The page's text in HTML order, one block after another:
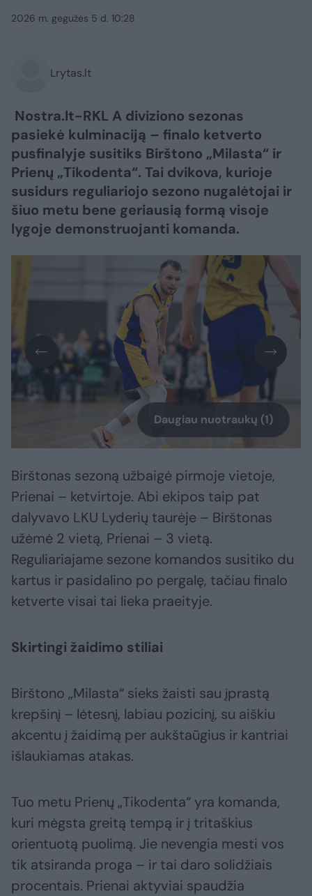
2026 m. gegužės 5 d. 10:28
Lrytas.lt
Nostra.lt-RKL A diviziono sezonas
pasiekė kulminaciją – finalo ketverto
pusfinalyje susitiks Birštono „Milasta“ ir
Prienų „Tikodenta“. Tai dvikova, kurioje
susidurs reguliariojo sezono nugalėtojai ir
šiuo metu bene geriausią formą visoje
lygoje demonstruojanti komanda.
Daugiau nuotraukų (1)
Birštonas sezoną užbaigė pirmoje vietoje,
Prienai – ketvirtoje. Abi ekipos taip pat
dalyvavo LKU Lyderių taurėje – Birštonas
užėmė 2 vietą, Prienai – 3 vietą.
Reguliariajame sezone komandos susitiko du
kartus ir pasidalino po pergalę, tačiau finalo
ketverte visai tai lieka praeityje.
Skirtingi žaidimo stiliai
Birštono „Milasta“ sieks žaisti sau įprastą
krepšinį – lėtesnį, labiau pozicinį, su aiškiu
akcentu į žaidimą per aukštaūgius ir kantriai
išlaukiamas atakas.
Tuo metu Prienų „Tikodenta“ yra komanda,
kuri mėgsta greitą tempą ir į tritaškius
orientuotą puolimą. Jie nevengia mesti vos
tik atsiranda proga – ir tai daro solidžiais
procentais. Prienai aktyviai spaudžia